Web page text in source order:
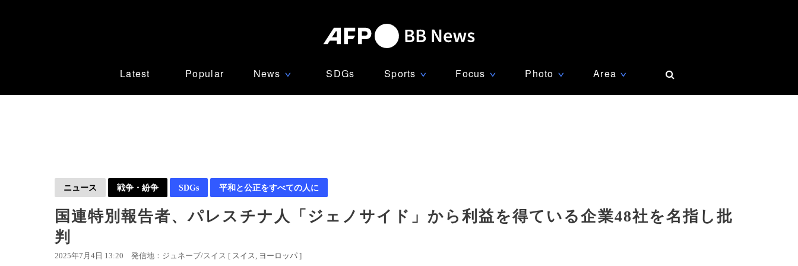
Latest Popular News ∨ SDGs Sports ∨ Focus ∨ Photo ∨ Area ∨
ニュース 戦争・紛争 SDGs 平和と公正をすべての人に
国連特別報告者、パレスチナ人「ジェノサイド」から利益を得ている企業48社を名指し批
判
2025年7月4日 13:20 発信地：ジュネーブ/スイス [ スイス ヨーロッパ ]